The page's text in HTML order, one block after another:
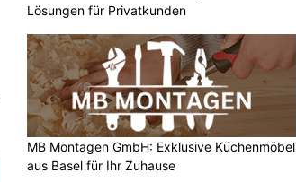
Lösungen für Privatkunden
MB Montagen GmbH: Exklusive Küchenmöbel
aus Basel für Ihr Zuhause